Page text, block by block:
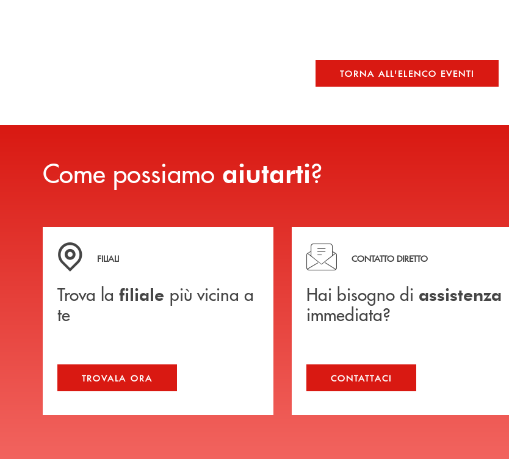
TORNA ALL'ELENCO EVENTI
Come possiamo aiutarti?
Trova la filiale più vicina a te
FILIALI
Trova la filiale più vicina a
te
TROVALA ORA
Hai bisogno di assistenza immediata?
CONTATTO DIRETTO
Hai bisogno di assistenza
immediata?
CONTATTACI